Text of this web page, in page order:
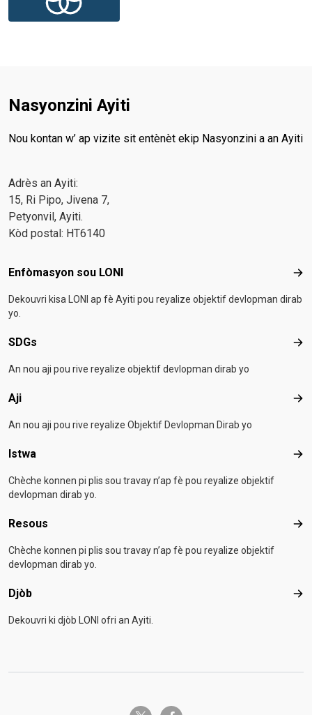
Nasyonzini Ayiti
Nou kontan w’ ap vizite sit entènèt ekip Nasyonzini a an Ayiti
Adrès an Ayiti:
15, Ri Pipo, Jivena 7,
Petyonvil, Ayiti.
Kòd postal: HT6140
Footer menu
Enfòmasyon sou LONI
Dekouvri kisa LONI ap fè Ayiti pou reyalize objektif devlopman dirab
yo.
SDGs
An nou aji pou rive reyalize objektif devlopman dirab yo
Aji Aji
An nou aji pou rive reyalize Objektif Devlopman Dirab yo
Istwa
Chèche konnen pi plis sou travay n’ap fè pou reyalize objektif
devlopman dirab yo.
Resous
Chèche konnen pi plis sou travay n’ap fè pou reyalize objektif
devlopman dirab yo.
Djòb
Dekouvri ki djòb LONI ofri an Ayiti.
twitter-x